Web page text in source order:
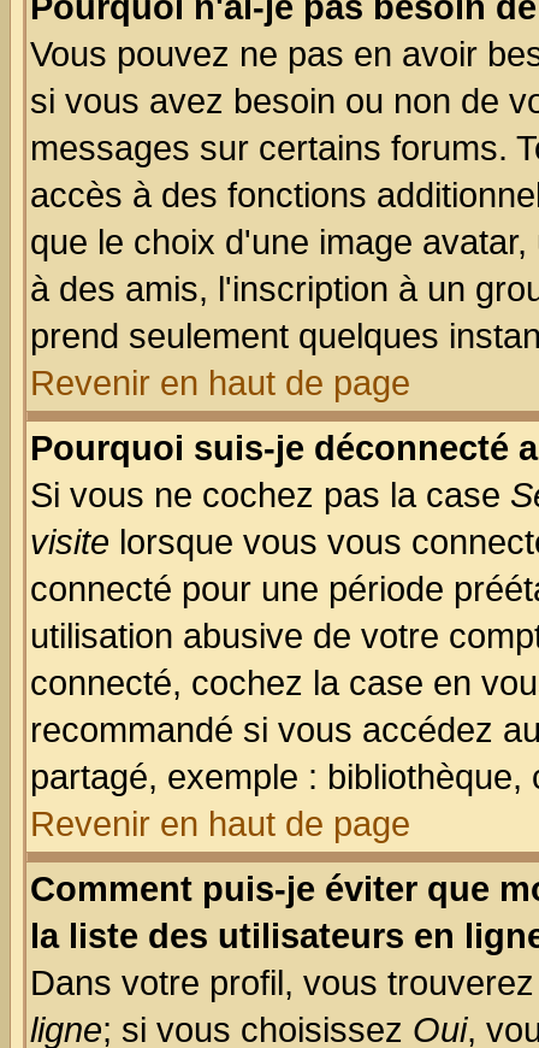
Vous pouvez ne pas en avoir
si vous avez besoin ou non de
messages sur certains forums.
accès à des fonctions
que le choix d'une image
à des amis, l'inscription à un
prend seulement quelques
Revenir en haut de page
Pourquoi suis-je déconnecté
Si vous ne cochez pas la case
visite lorsque vous vous
connecté pour une période
utilisation abusive de votre
connecté, cochez la case en
recommandé si vous accédez
partagé, exemple :
Revenir en haut de page
Comment puis-je éviter que
la liste des utilisateurs en
Dans votre profil, vous
ligne; si vous choisissez Oui,